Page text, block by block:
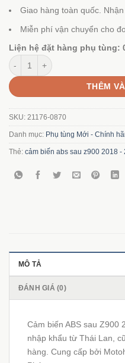
Giao hàng toàn quốc.
Miễn phí vận chuyển cho
Liện hệ đặt hàng phụ tùng:
Cảm biến ABS sau Z900 2018 -
THÊM
SKU: 21176-0870
Danh mục: Phụ tùng Mới - Chính
Thẻ: cảm biến abs sau z900 2018 -
MÔ TẢ
ĐÁNH GIÁ (0)
Cảm biến ABS sau Z900
nhập khẩu từ Thái Lan,
hàng. Cung cấp bởi